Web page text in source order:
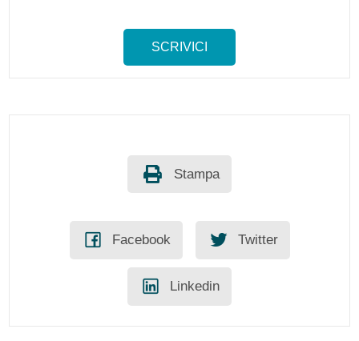
SCRIVICI
Stampa
Facebook Twitter
Linkedin